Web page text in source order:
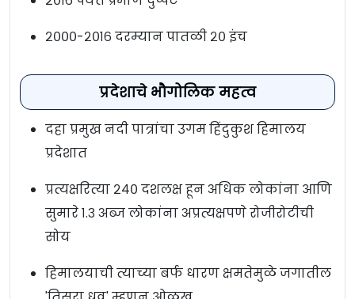
२०००-२०१६ दरम्यान पातळी २० इंच
प्रदेशाचे भौगोलिक महत्व
दहा प्रमुख नदी पात्रांचा उगम हिंदुकुश हिमालय
प्रदेशात
प्रत्यक्षरित्या २४० दशलक्ष हून अधिक लोकांना आणि
सुमारे १.३ अब्ज लोकांना अप्रत्यक्षपणे रोजीरोटीची
सोय
हिमालयाची त्याच्या बर्फ धारण क्षमतेमुळे जगातील